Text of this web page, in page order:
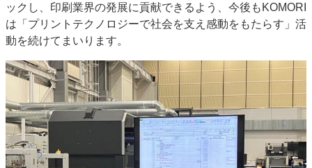
ックし、印刷業界の発展に貢献できるよう、今後もKOMORI
は「プリントテクノロジーで社会を支え感動をもたらす」活
動を続けてまいります。